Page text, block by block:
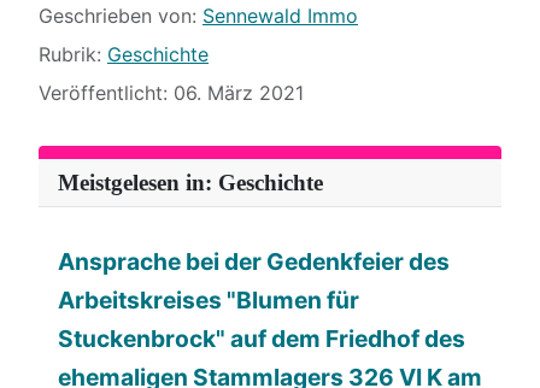
Details
Geschrieben von: Sennewald Immo
Rubrik: Geschichte
Veröffentlicht: 06. März 2021
Meistgelesen in: Geschichte
Ansprache bei der Gedenkfeier des
Arbeitskreises "Blumen für
Stuckenbrock" auf dem Friedhof des
ehemaligen Stammlagers 326 VI K am